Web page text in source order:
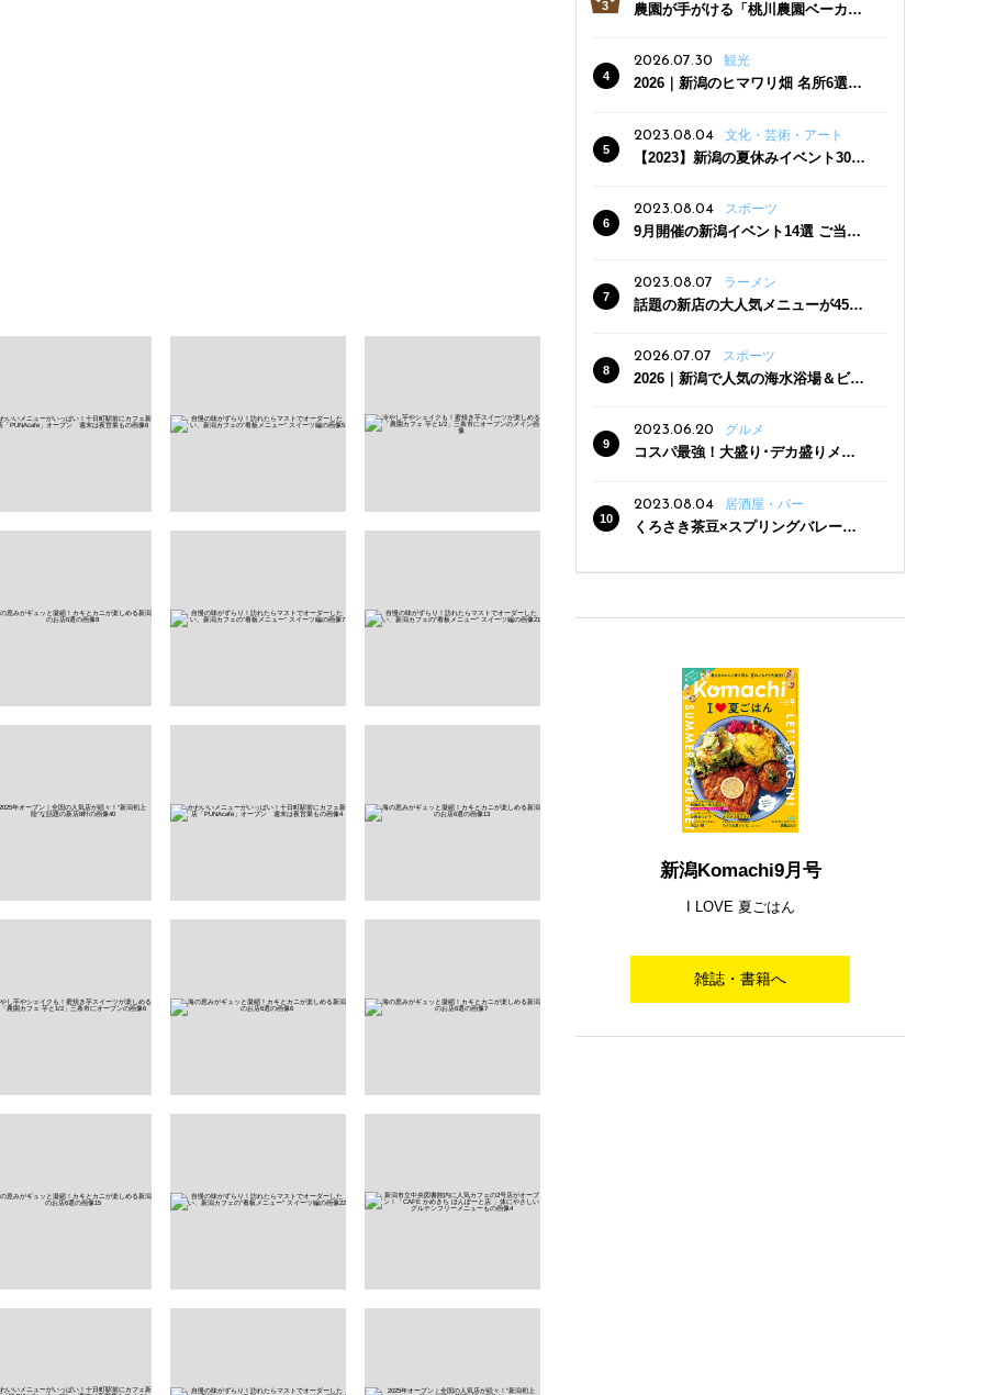
農園が手がける「桃川農園ベーカリ
った焼きたてパンのほか、ジェラー
トやスムージーも
2026.07.30 観光
2026｜新潟のヒマワリ畑 名所6選
2023.08.04
文化・芸術・アート
【2023】新潟の夏休みイベント30
2023.08.04
スポーツ
9月開催の新潟イベント14選 ご当地
2023.08.07 ラーメン
話題の新店の大人気メニューが450
クーポン登場
2026.07.07 スポーツ
2026｜新潟で人気の海水浴場＆ビー
2023.06.20
グルメ
コスパ最強！大盛り･デカ盛りメニ
2023.08.04
居酒屋・バー
くろさき茶豆×スプリングバレー豊
新潟Komachi9月号
I LOVE 夏ごはん
雑誌・書籍へ